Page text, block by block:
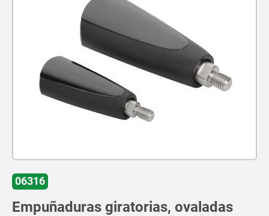
06316
Empuñaduras giratorias, ovaladas